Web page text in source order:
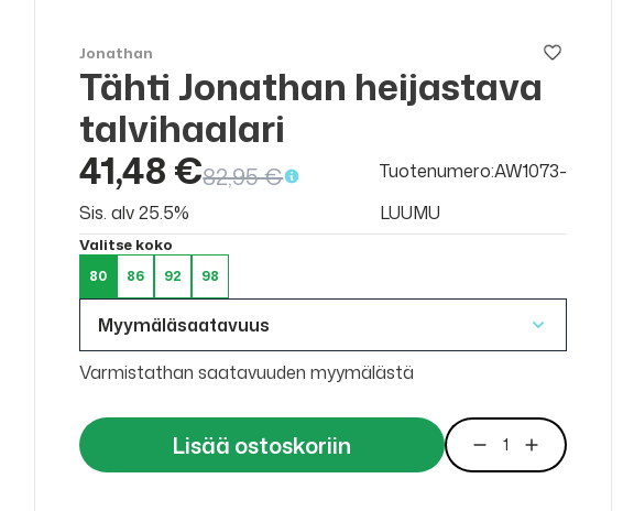
ALE
Jonathan
Tähti Jonathan heijastava
talvihaalari
41,48 €82,95 €
Sis. alv 25.5%
Tuotenumero:AW1073-
LUUMU
Valitse koko
80 86 92 98
Myymäläsaatavuus
Varmistathan saatavuuden myymälästä
Lisää ostoskoriin